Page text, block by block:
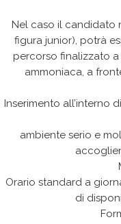
Nel caso il candidato
figura junior), potrà
percorso finalizzato
ammoniaca, a
Inserimento all’interno
ambiente serio e
Orario standard a
di